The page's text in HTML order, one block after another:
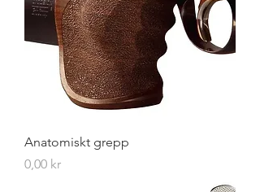
Anatomiskt grepp
Pris
0,00 kr